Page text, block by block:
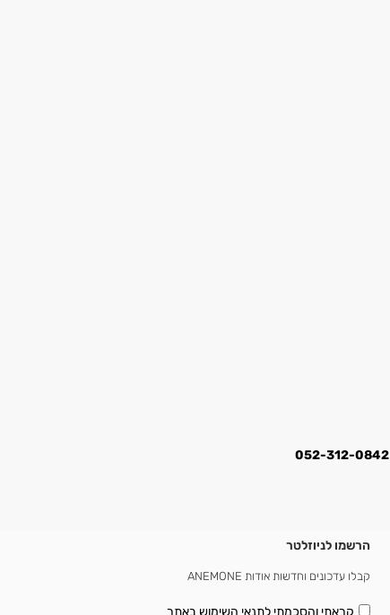
052-312-0842
הרשמו לניוזלטר
קבלו עדכונים וחדשות אודות ANEMONE
קראתי והסכמתילתנאי השימוש באתר